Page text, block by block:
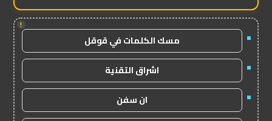
!
مسك الكلمات في قوقل
اشراق التقنية
ان سفن